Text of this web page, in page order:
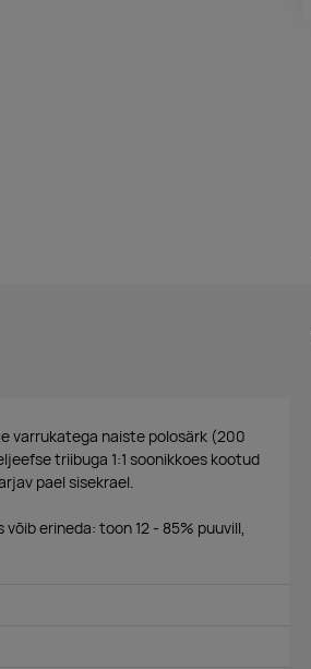
varrukatega naiste polosärk (200
triibuga 1:1 soonikkoes kootud
pael sisekrael.
erineda: toon 12 - 85% puuvill,